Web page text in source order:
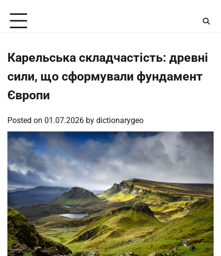
content
Карельська складчастість: древні
сили, що сформували фундамент
Європи
Posted on 01.07.2026 by dictionarygeo